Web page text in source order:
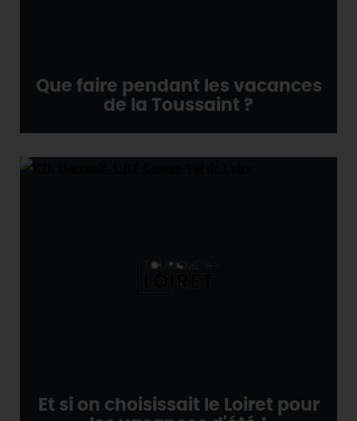
Que faire pendant les vacances
de la Toussaint ?
Et si on choisissait le Loiret pour